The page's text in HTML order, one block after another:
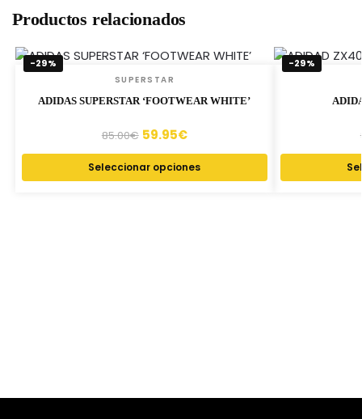
Productos relacionados
-29%
SUPERSTAR
ADIDAS SUPERSTAR ‘FOOTWEAR WHITE’
85.00€ 59.95€
Seleccionar opciones
-29%